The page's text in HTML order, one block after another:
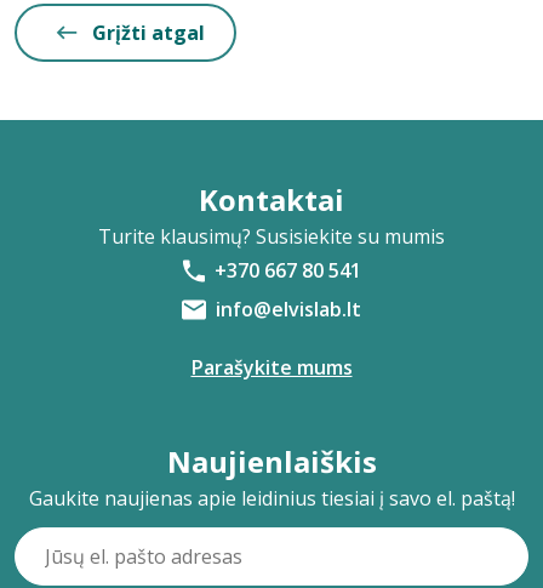
Grįžti atgal
Kontaktai
Turite klausimų? Susisiekite su mumis
+370 667 80 541
info@elvislab.lt
Parašykite mums
Naujienlaiškis
Gaukite naujienas apie leidinius tiesiai į savo el. paštą!